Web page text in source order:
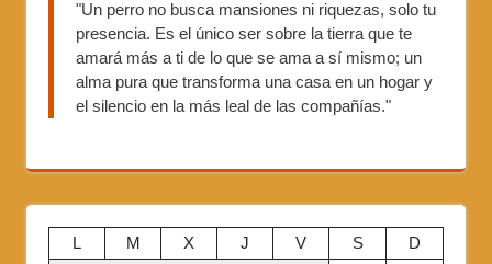
"Un perro no busca mansiones ni riquezas, solo tu
presencia. Es el único ser sobre la tierra que te
amará más a ti de lo que se ama a sí mismo; un
alma pura que transforma una casa en un hogar y
el silencio en la más leal de las compañías."
L M X J V S
D